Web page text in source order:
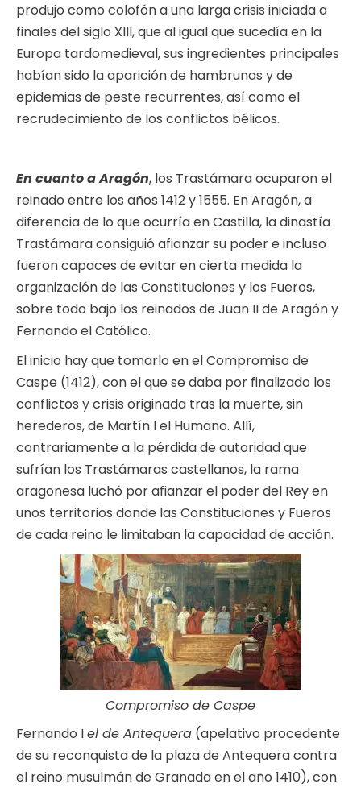
produjo como colofón a una larga crisis iniciada a
finales del siglo XIII, que al igual que sucedía en la
Europa tardomedieval, sus ingredientes principales
habían sido la aparición de hambrunas y de
epidemias de peste recurrentes, así como el
recrudecimiento de los conflictos bélicos.
En cuanto a Aragón, los Trastámara ocuparon el
reinado entre los años 1412 y 1555. En Aragón, a
diferencia de lo que ocurría en Castilla, la dinastía
Trastámara consiguió afianzar su poder e incluso
fueron capaces de evitar en cierta medida la
organización de las Constituciones y los Fueros,
sobre todo bajo los reinados de Juan II de Aragón y
Fernando el Católico.
El inicio hay que tomarlo en el Compromiso de
Caspe (1412), con el que se daba por finalizado los
conflictos y crisis originada tras la muerte, sin
herederos, de Martín I el Humano. Allí,
contrariamente a la pérdida de autoridad que
sufrían los Trastámaras castellanos, la rama
aragonesa luchó por afianzar el poder del Rey en
unos territorios donde las Constituciones y Fueros
de cada reino le limitaban la capacidad de acción.
Compromiso de Caspe
Fernando Iel de Antequera (apelativo procedente
de su reconquista de la plaza de Antequera contra
el reino musulmán de Granada en el año 1410), con